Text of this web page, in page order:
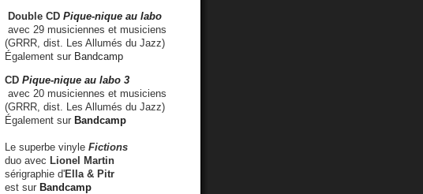
Double CD Pique-nique au labo
avec 29 musiciennes et musiciens
(GRRR, dist. Les Allumés du Jazz)
Également sur Bandcamp
CD Pique-nique au labo 3
avec 20 musiciennes et musiciens
(GRRR, dist. Les Allumés du Jazz)
Également sur Bandcamp
Le superbe vinyle Fictions
duo avec Lionel Martin
sérigraphie d'Ella & Pitr
est sur Bandcamp